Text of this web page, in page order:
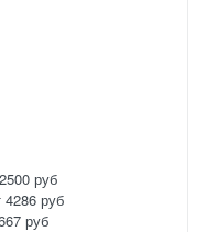
руб
4286 руб
руб